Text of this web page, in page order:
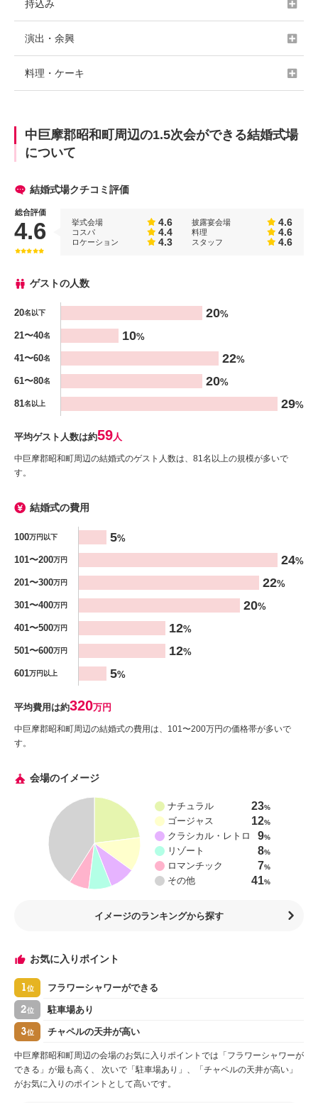
持込み
演出・余興
料理・ケーキ
中巨摩郡昭和町周辺の1.5次会ができる結婚式場
について
結婚式場クチコミ評価
総合評価
4.6 挙式会場 4.6 披露宴会場 4.6
コスパ 4.4 料理 4.6
ロケーション 4.3 スタッフ 4.6
ゲストの人数
人数
20名以下 20%
21〜40名 10%
41〜60名 22%
61〜80名 20%
81名以上 29%
平均ゲスト人数は約59人
中巨摩郡昭和町周辺の結婚式のゲスト人数は、81名以上の規模が多いで
す。
結婚式の費用
金額
100万円以下 5%
101〜200万円 24%
201〜300万円 22%
301〜400万円 20%
401〜500万円 12%
501〜600万円 12%
601万円以上 5%
平均費用は約320万円
中巨摩郡昭和町周辺の結婚式の費用は、101〜200万円の価格帯が多いで
す。
会場のイメージ
ナチュラル 23%
ゴージャス 12%
クラシカル・レトロ 9%
リゾート 8%
ロマンチック 7%
その他 41%
イメージのランキングから探す
お気に入りポイント
1位 フラワーシャワーができる
2位 駐車場あり
3位 チャペルの天井が高い
中巨摩郡昭和町周辺の会場のお気に入りポイントでは「フラワーシャワーが
できる」が最も高く、 次いで「駐車場あり」、「チャペルの天井が高い」
がお気に入りのポイントとして高いです。